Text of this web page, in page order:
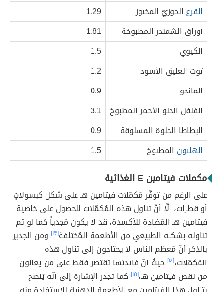
القرع الجوزيّ المخبوز
1.29
أوراق الشمندر المطبوخة
1.81
الكيوي
1.5
توت العليق الأسود
1.2
المانجو
0.9
الفلفل الحلو الأحمر المطبوخ 3.1
البطاطا الحلوة المسلوقة
0.9
الهِليون المطبوخ 1.5
مكملات فيتامين E الغذائية
على الرغم من توفّر مُكمّلات فيتامين هـ على شكل كبسولاتٍ
أو قطرات، إلّا أنّ تناول هذه المُكمّلات للحصول على خاصية
فيتامين هـ المُضادة للأكسدة، قد لا يكون مُجدياً كما لو تم
تناوله بشكله الطبيعي من الأطعمة المُختلفة[١٣]
ومن الجدير
بالذكر أنّ مُعظم الناس لا يحتاجون إلى تناول هذه
المُكمّلات،[١٤]
حيثُ إنّ فائدتها تقتصر فقط على من يعانون
من نقص فيتامين هـ،[١٥]
كما تجدر الإشارة إلى أنّه يُنصح